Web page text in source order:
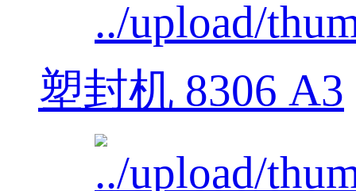
塑封机 8306 A3